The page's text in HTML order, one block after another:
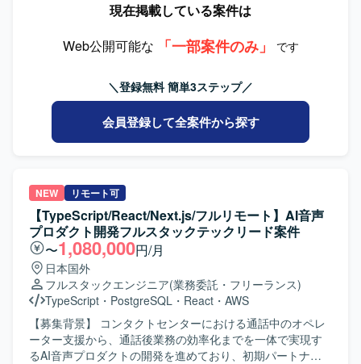
に携わっていただけます。多くのユーザーや資産を扱う大
まえた設計や改善に関与できる環境です。設計や技術選定
など上流工程への関与が可能で、バックエンドエンジニア
踏み込んでいただけます。テックリードやアーキテクトに
近い役割を経験でき、実装だけでなくプロジェクトやチー
ム全体に影響を与えられるポジションです。金融、暗号資
産、システム設計を横断した知見を身につけていただけま
APIやWebSocketを用いた各種サービスや外部システムとの
連携、PostgreSQLやMySQL、Redis等のデータベースを利
用した開発を行います。クラウド環境やコンテナ環境上で
システムを構築し、GitHub等を用いた開発管理を行ってお
ります。生成AIを含む各種開発ツールも活用しながら開発
を進めております。
で幅広い経験を積むことができます。 【開発環境】
PostgreSQL 17、jOOQ、REST API開発、React 18、
を利用しています。
【作業内容】 設計課題ドキュメントの作成・管理（課題の
ただきます。設計からテストにかけてのWBS策定および進
的で保守性の高い設計・実装や、必要に応じた技術検証・
PoCを実施していただきます。プロダクトチームや関係各
社との仕様・スケジュール調整を行っていただきます。提
案・報告資料の作成や、設計・コードレビューを通じた品
質担保もお任せいたします。既存の要件定義成果物や引き
に進められる方を求めております。実装だけでなく、ドキ
ュメントや資料作成、関係者調整もプロジェクトの価値と
捉えられる方を歓迎いたします。顧客およびチーム双方と
丁寧に連携し、多数の関係者を尊重しながら進められる方
を想定しております。ドメイン知識や業務ロジックを素早
くキャッチアップし、設計に落とし込める方、品質課題や
ボトルネックを自発的に発見し、解決までの道筋を示せる
方にご活躍いただけます。 【ポジションの魅力】 経理向け
SaaSの追加機能および新規システム開発において、設計フ
ェーズからテストまで一貫して関わることができるポジシ
ョンです。多数のステークホルダーと連携しながら、設計
現在掲載している案件は
Web公開可能な
「一部案件のみ」 です
＼登録無料 簡単3ステップ／
会員登録して全案件から探す
NEW リモート可
【TypeScript/React/Next.js/フルリモート】AI音声
プロダクト開発フルスタックテックリード案件
〜1,080,000円/月
日本国外
フルスタックエンジニア(業務委託・フリーランス)
TypeScript ・ PostgreSQL ・ React ・ AWS
【募集背景】 コンタクトセンターにおける通話中のオペレ
ーター支援から、通話後業務の効率化までを一体で実現す
るAI音声プロダクトの開発を進めており、初期パートナー